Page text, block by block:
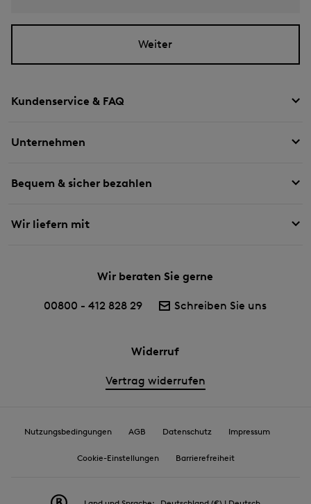
Kundenservice & FAQ
Unternehmen
Bequem & sicher bezahlen
Wir liefern mit
Wir beraten Sie gerne
00800 - 412 828 29 Schreiben Sie uns
Widerruf
Vertrag widerrufen
Weiter
Nutzungsbedingungen AGB Datenschutz Impressum
Cookie-Einstellungen Barrierefreiheit